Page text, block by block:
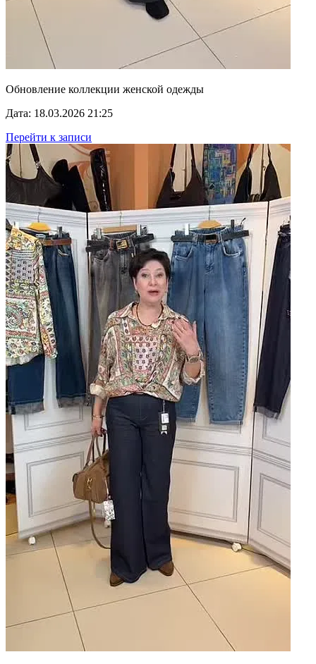
Обновление коллекции женской одежды
Дата: 18.03.2026 21:25
Перейти к записи